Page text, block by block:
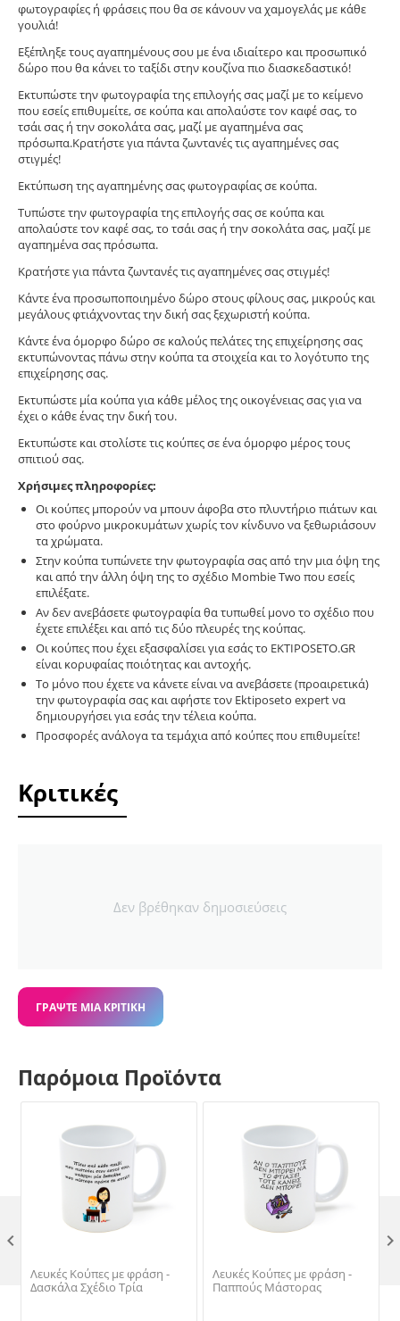
φωτογραφίες ή φράσεις που θα σε κάνουν να χαμογελάς με κάθε
γουλιά!
Εξέπληξε τους αγαπημένους σου με ένα ιδιαίτερο και προσωπικό
δώρο που θα κάνει το ταξίδι στην κουζίνα πιο διασκεδαστικό!
Εκτυπώστε την φωτογραφία της επιλογής σας μαζί με το κείμενο
που εσείς επιθυμείτε, σε κούπα και απολαύστε τον καφέ σας, το
τσάι σας ή την σοκολάτα σας, μαζί με αγαπημένα σας
πρόσωπα.Κρατήστε για πάντα ζωντανές τις αγαπημένες σας
στιγμές!
Εκτύπωση της αγαπημένης σας φωτογραφίας σε κούπα.
Tυπώστε την φωτογραφία της επιλογής σας σε κούπα και
απολαύστε τον καφέ σας, το τσάι σας ή την σοκολάτα σας, μαζί με
αγαπημένα σας πρόσωπα.
Κρατήστε για πάντα ζωντανές τις αγαπημένες σας στιγμές!
Κάντε ένα προσωποποιημένο δώρο στους φίλους σας, μικρούς και
μεγάλους φτιάχνοντας την δική σας ξεχωριστή κούπα.
Κάντε ένα όμορφο δώρο σε καλούς πελάτες της επιχείρησης σας
εκτυπώνοντας πάνω στην κούπα τα στοιχεία και το λογότυπο της
επιχείρησης σας.
Εκτυπώστε μία κούπα για κάθε μέλος της οικογένειας σας για να
έχει ο κάθε ένας την δική του.
Εκτυπώστε και στολίστε τις κούπες σε ένα όμορφο μέρος τους
σπιτιού σας.
Χρήσιμες πληροφορίες:
Οι κούπες μπορούν να μπουν άφοβα στο πλυντήριο πιάτων και
στο φούρνο μικροκυμάτων χωρίς τον κίνδυνο να ξεθωριάσουν
τα χρώματα.
Στην κούπα τυπώνετε την φωτογραφία σας από την μια όψη της
και από την άλλη όψη της το σχέδιο Mombie Two που εσείς
επιλέξατε.
Αν δεν ανεβάσετε φωτογραφία θα τυπωθεί μονο το σχέδιο που
έχετε επιλέξει και από τις δύο πλευρές της κούπας.
Οι κούπες που έχει εξασφαλίσει για εσάς το EKTIPOSETO.GR
είναι κορυφαίας ποιότητας και αντοχής.
Το μόνο που έχετε να κάνετε είναι να ανεβάσετε (προαιρετικά)
την φωτογραφία σας και αφήστε τον Ektiposeto expert να
δημιουργήσει για εσάς την τέλεια κούπα.
Προσφορές ανάλογα τα τεμάχια από κούπες που επιθυμείτε!
Κριτικές
Δεν βρέθηκαν δημοσιεύσεις
ΓΡΆΨΤΕ ΜΙΑ ΚΡΙΤΙΚΉ
Παρόμοια Προϊόντα
Λευκές Κούπες με φράση -
Δασκάλα Σχέδιο Τρία
Λευκές Κούπες με φράση -
Παππούς Μάστορας
 